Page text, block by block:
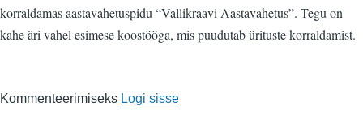
korraldamas aastavahetuspidu “Vallikraavi Aastavahetus”. Tegu on
kahe äri vahel esimese koostööga, mis puudutab ürituste korraldamist.
Kommenteerimiseks Logi sisse